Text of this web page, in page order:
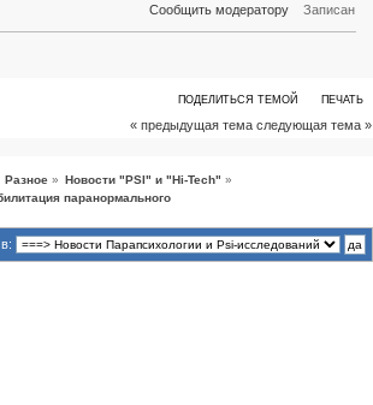
Сообщить модератору Записан
ПОДЕЛИТЬСЯ ТЕМОЙ ПЕЧАТЬ
« предыдущая тема следующая тема »
Разное » Новости "PSI" и "Hi-Tech" »
паранормального